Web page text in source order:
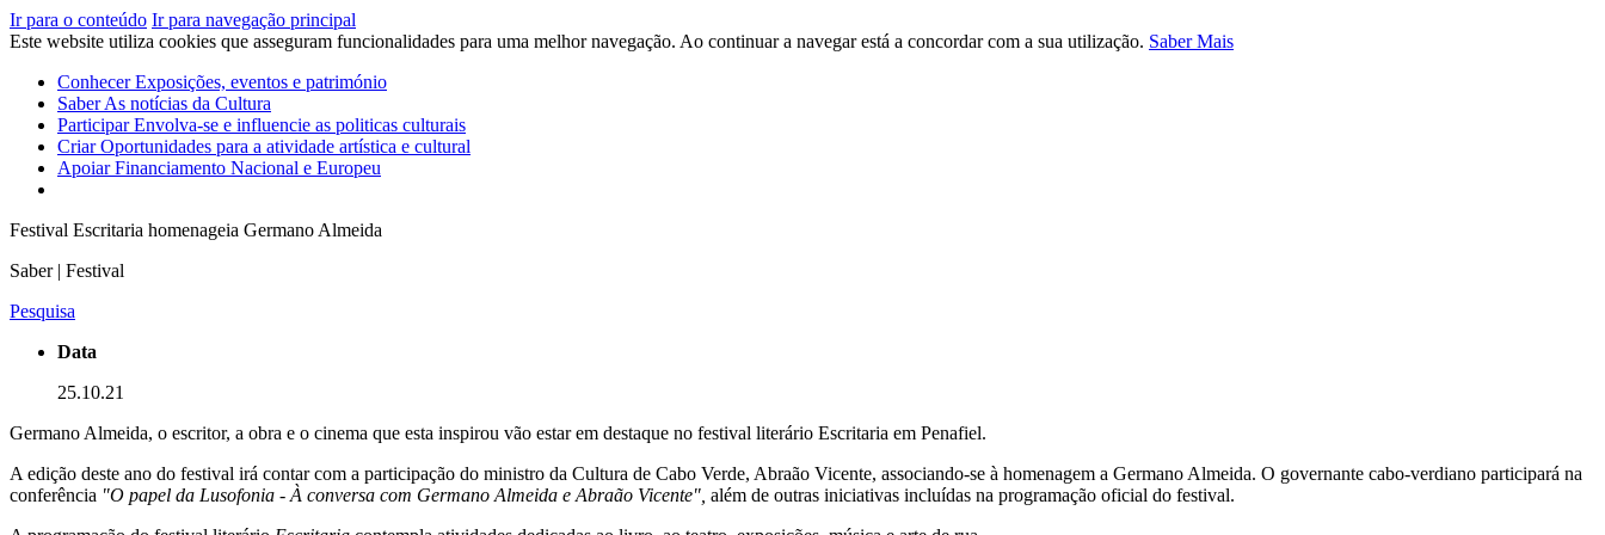
Ir para o conteúdo Ir para navegação principal
Este website utiliza cookies que asseguram funcionalidades para uma melhor navegação. Ao continuar a navegar está a concordar com a sua utilização. Saber Mais
ConhecerExposições, eventos e património
SaberAs notícias da Cultura
ParticiparEnvolva-se e influencie as politicas culturais
CriarOportunidades para a atividade artística e cultural
ApoiarFinanciamento Nacional e Europeu
Festival Escritaria homenageia Germano Almeida
Saber | Festival
Pesquisa
Data
25.10.21
Germano Almeida, o escritor, a obra e o cinema que esta inspirou vão estar em destaque no festival literário Escritaria em Penafiel.
A edição deste ano do festival irá contar com a participação do ministro da Cultura de Cabo Verde, Abraão Vicente, associando-se à homenagem a Germano Almeida. O governante cabo-verdiano participará na
conferência "O papel da Lusofonia - À conversa com Germano Almeida e Abraão Vicente", além de outras iniciativas incluídas na programação oficial do festival.